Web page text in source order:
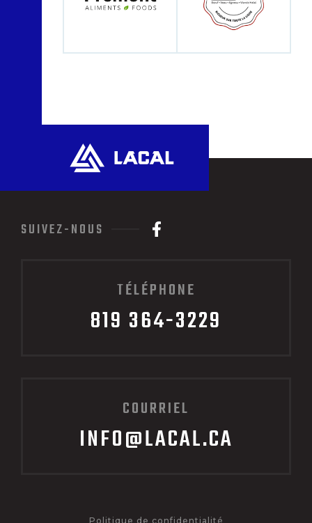
SUIVEZ-NOUS
TÉLÉPHONE
819 364-3229
COURRIEL
INFO@LACAL.CA
Politique de confidentialité